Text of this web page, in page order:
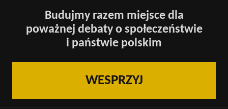
Budujmy razem miejsce dla
poważnej debaty o społeczeństwie
i państwie polskim
WESPRZYJ